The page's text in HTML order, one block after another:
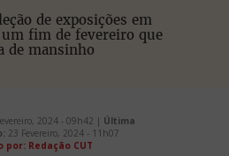
de exposições em
um fim de fevereiro que
de mansinho
2024 - 09h42 | Última
23 Fevereiro, 2024 - 11h07
por: Redação CUT